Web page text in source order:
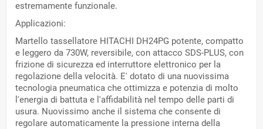
estremamente funzionale.
Applicazioni:
Martello tassellatore HITACHI DH24PG potente, compatto
e leggero da 730W, reversibile, con attacco SDS-PLUS, con
frizione di sicurezza ed interruttore elettronico per la
regolazione della velocità. E' dotato di una nuovissima
tecnologia pneumatica che ottimizza e potenzia di molto
l'energia di battuta e l'affidabilità nel tempo delle parti di
usura. Nuovissimo anche il sistema che consente di
regolare automaticamente la pressione interna della